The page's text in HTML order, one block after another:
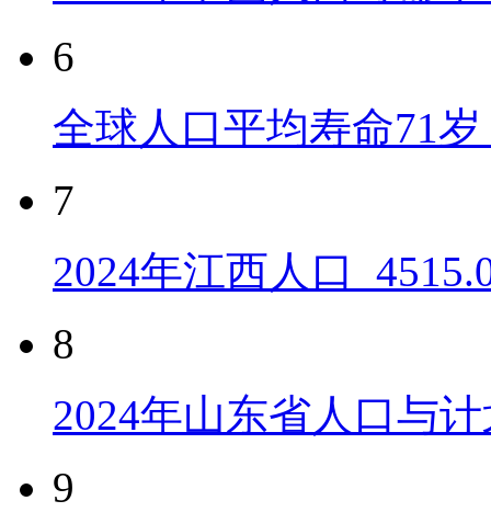
6
全球人口平均寿命71
7
2024年江西人口
8
2024年山东省人口与
9